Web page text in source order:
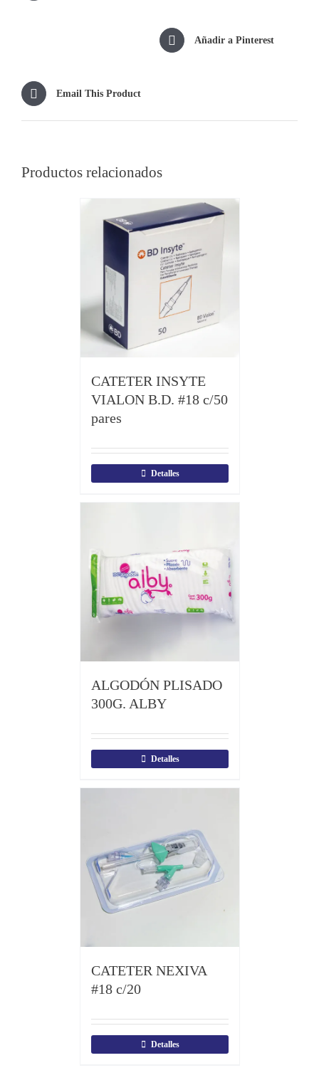
Añadir a Pinterest
Email This Product
Productos relacionados
CATETER INSYTE
VIALON B.D. #18 c/50
pares
Detalles
ALGODÓN PLISADO
300G. ALBY
Detalles
CATETER NEXIVA
#18 c/20
Detalles